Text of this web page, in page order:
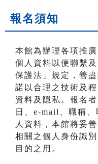
報名須知
本館為辦理各項推
個人資料以便聯繫
保護法」規定，善
諾以合理之技術及
資料及隱私。報名
日、e-mail、職稱
人資料，本館將妥
相關之個人身份識
目的之用。